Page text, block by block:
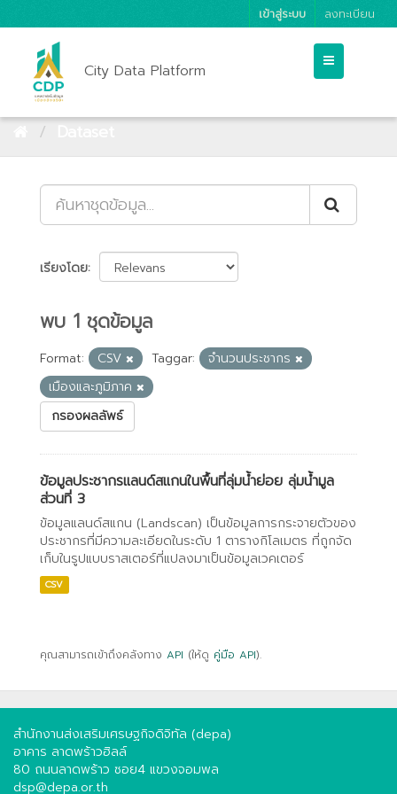
เข้าสู่ระบบ ลงทะเบียน
City Data Platform
เรียงโดย
พบ 1 ชุดข้อมูล
Format: CSV Taggar:
จำนวนประชากร
เมืองและภูมิภาค
กรองผลลัพธ์
ข้อมูลประชากรแลนด์สแกนในพื้นที่ลุ่มน้ำย่อย ลุ่มน้ำมูล
ส่วนที่ 3
ข้อมูลแลนด์สแกน (Landscan) เป็นข้อมูลการกระจายตัวของ
ประชากรที่มีความละเอียดในระดับ 1 ตารางกิโลเมตร ที่ถูกจัด
เก็บในรูปแบบราสเตอร์ที่แปลงมาเป็นข้อมูลเวคเตอร์
CSV
คุณสามารถเข้าถึงคลังทาง API (ให้ดู คู่มือ API).
สำนักงานส่งเสริมเศรษฐกิจดิจิทัล (depa)
อาคาร ลาดพร้าวฮิลล์
80 ถนนลาดพร้าว ซอย4 แขวงจอมพล
dsp@depa.or.th